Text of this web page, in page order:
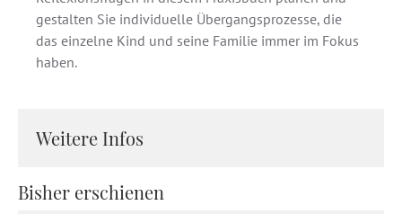
gestalten Sie individuelle Übergangsprozesse, die
das einzelne Kind und seine Familie immer im Fokus
haben.
Weitere Infos
Bisher erschienen